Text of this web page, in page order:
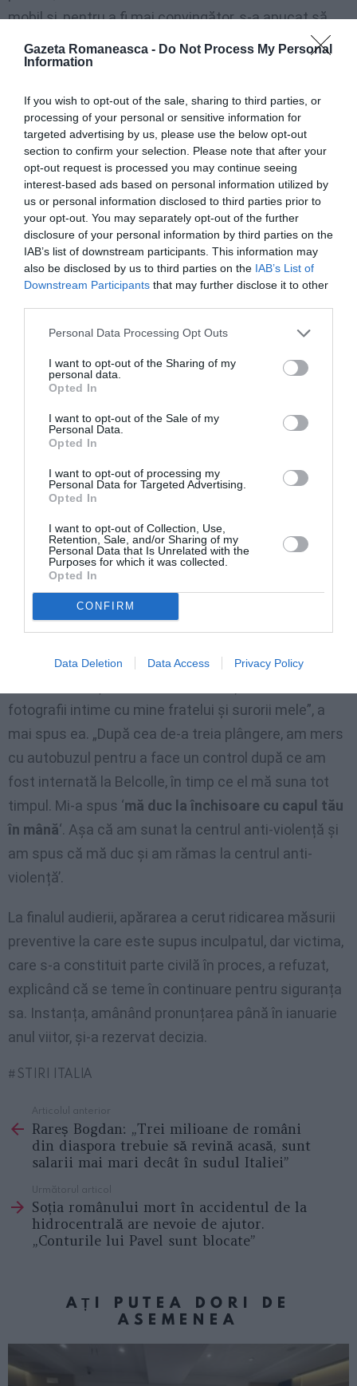
Gazeta Romaneasca - Do Not Process My Personal
Information
If you wish to opt-out of the sale, sharing to third parties, or
processing of your personal or sensitive information for
targeted advertising by us, please use the below opt-out
section to confirm your selection. Please note that after your
opt-out request is processed you may continue seeing
interest-based ads based on personal information utilized by
us or personal information disclosed to third parties prior to
your opt-out. You may separately opt-out of the further
disclosure of your personal information by third parties on the
IAB’s list of downstream participants. This information may
also be disclosed by us to third parties on the IAB’s List of
Downstream Participants that may further disclose it to other
Personal Data Processing Opt Outs
I want to opt-out of the Sharing of my
personal data.
Opted In
I want to opt-out of the Sale of my
Personal Data.
Opted In
I want to opt-out of processing my
Personal Data for Targeted Advertising.
Opted In
I want to opt-out of Collection, Use,
Retention, Sale, and/or Sharing of my
Personal Data that Is Unrelated with the
Purposes for which it was collected.
Opted In
CONFIRM
Data Deletion Data Access Privacy Policy
mobil și, pentru a fi mai convingător, s-a apucat să
mă amenințe cu un ciocan în fața a trei dintre copiii
noștri, în timp ce ceilalți doi erau la școală. Îl aveam
cap, lovindu-se încet, dar amenințător, de genunchii și
picioarele mele”.
Italia, detalii infiorătoare: românce obligate prin
violență și sclavie să se prostitueze, doi români
arestați
”Mă duc la închisoare cu capul tău în
mână”
mi-a cerut iertare, iar cealaltă pentru că a fost de
acord să mă lase să plec la muncă în altă regiune cu
un văr, în timp ce el va păstra copiii. Dar de îndată ce
am retras plângerea, el m-a oprit și totul a revenit la
cum era înainte, insulte și bătăi în fața copiilor’, a
„Altă dată m-a urmărit fluturând un topor în mână și
strigând ‘te rup în două’, în timp ce eu fugeam
disperată, mereu cu copilul mic în brațe”, a continuat
ea, vorbind despre o escaladare a violenței care a
făcut-o să se teamă pentru viața ei și a copiilor ei.
„Era obsesiv de gelos, voia să aibă un control total
asupra mea, mă amenința că mă defăimează prin
fotografii intime cu mine fratelui și surorii mele”, a
mai spus ea. „După cea de-a treia plângere, am mers
cu autobuzul pentru a face un control după ce am
fost internată la Belcolle, în timp ce el mă suna tot
timpul. Mi-a spus ‘mă duc la închisoare cu capul tău
în mână‘. Așa că am sunat la centrul anti-violență și
am spus că mă duc și am rămas la centrul anti-
violență’.
La finalul audierii, apărarea a cerut ridicarea măsurii
preventive la care este supus inculpatul, dar victima,
care s-a constituit parte civilă în proces, a refuzat,
explicând că se teme în continuare pentru siguranța
sa. Instanța, amânând pronunțarea până în ianuarie
anul viitor, și-a rezervat decizia.
STIRI ITALIA
more
Articolul anterior
Rareș Bogdan: „Trei milioane de români
din diaspora trebuie să revină acasă, sunt
salarii mai mari decât în sudul Italiei”
Următorul articol
Soția românului mort în accidentul de la
hidrocentrală are nevoie de ajutor.
„Conturile lui Pavel sunt blocate”
AȚI PUTEA DORI DE
ASEMENEA